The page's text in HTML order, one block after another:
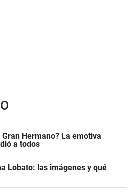
Hermano? La emotiva
a todos
Lobato: las imágenes y qué